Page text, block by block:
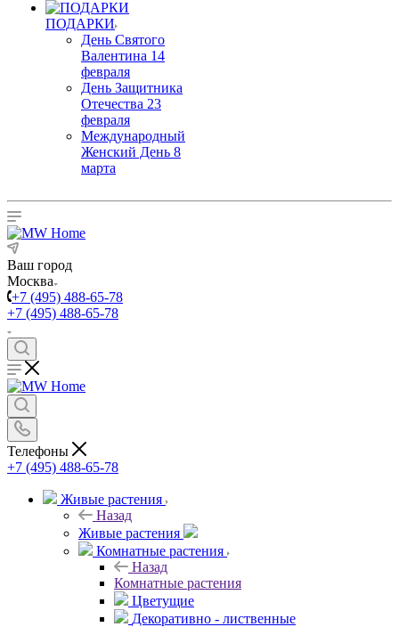
ПОДАРКИ
День Святого
Валентина 14
февраля
День Защитника
Отечества 23
февраля
Международный
Женский День 8
марта
Ваш город
Москва
+7 (495) 488-65-78
+7 (495) 488-65-78
Телефоны
+7 (495) 488-65-78
Живые растения
Назад
Живые растения
Комнатные растения
Назад
Комнатные растения
Цветущие
Декоративно - лиственные